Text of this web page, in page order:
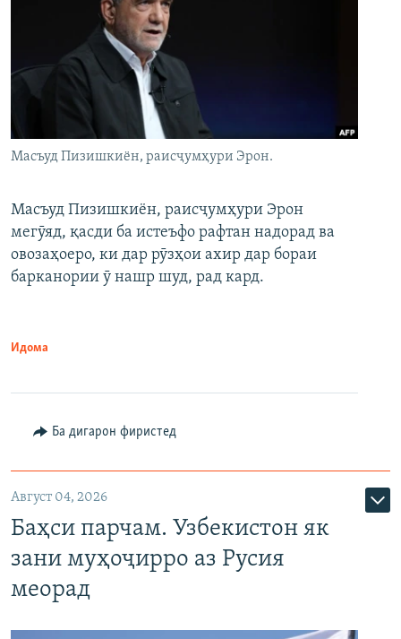
Масъуд Пизишкиён, раисҷумҳури Эрон.
Масъуд Пизишкиён, раисҷумҳури Эрон
мегӯяд, қасди ба истеъфо рафтан надорад ва
овозаҳоеро, ки дар рӯзҳои ахир дар бораи
барканории ӯ нашр шуд, рад кард.
Идома
Ба дигарон фиристед
Август 04, 2026
Баҳси парчам. Узбекистон як
зани муҳоҷирро аз Русия
меорад